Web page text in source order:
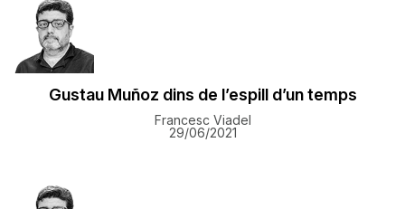
Gustau Muñoz dins de l’espill d’un temps
Francesc Viadel
29/06/2021